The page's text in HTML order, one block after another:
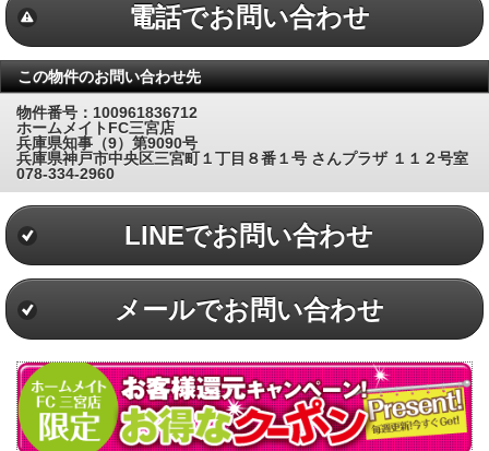
電話でお問い合わせ
この物件のお問い合わせ先
物件番号：100961836712
ホームメイトFC三宮店
兵庫県知事（9）第9090号
兵庫県神戸市中央区三宮町１丁目８番１号 さんプラザ １１２号室
078-334-2960
LINEでお問い合わせ
メールでお問い合わせ